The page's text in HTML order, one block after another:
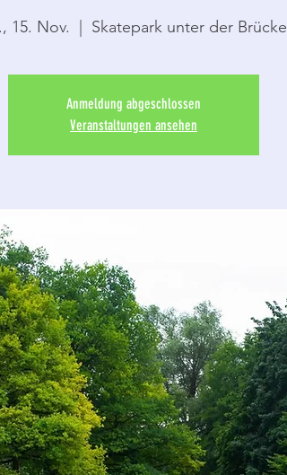
15. Nov. Skatepark unter der Brücke
Anmeldung abgeschlossen
Veranstaltungen ansehen